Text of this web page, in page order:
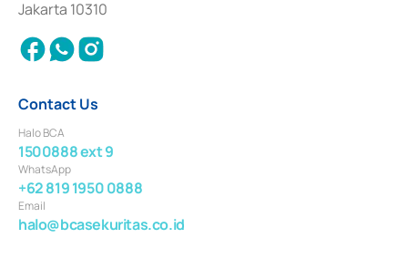
2018.
Jakarta 10310
Contact Us
Halo BCA
1500888 ext 9
WhatsApp
+62 819 1950 0888
Email
halo@bcasekuritas.co.id